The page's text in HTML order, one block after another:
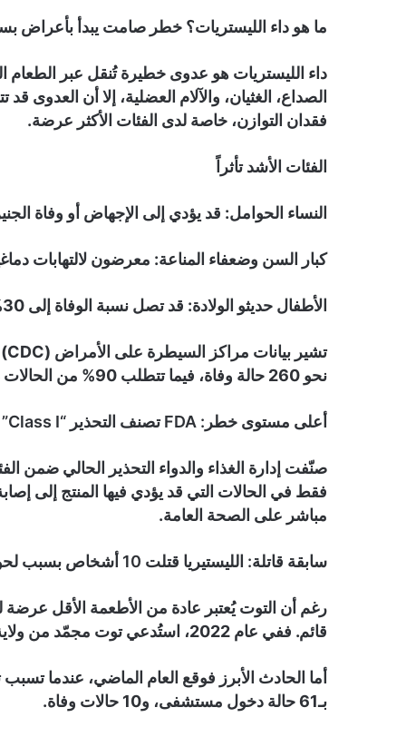
ما هو داء الليستريات؟ خطر صامت يبدأ بأعراض
داء الليستريات هو عدوى خطيرة تُنقل عبر الطعام
الصداع، الغثيان، والآلام العضلية، إلا أن
فقدان التوازن، خاصة لدى الفئات الأكثر عرضة.
الفئات الأشد تأثراً
النساء الحوامل: قد يؤدي إلى الإجهاض أو وفاة
كبار السن وضعفاء المناعة: معرضون لالتهابات
الأطفال حديثو الولادة: قد تصل نسبة الوفاة إلى 30%.
نحو 260 حالة وفاة، فيما تتطلب 90% من الحالات دخول المستشفى.
أعلى مستوى خطر: FDA تصنف التحذير “Class I”
فقط في الحالات التي قد يؤدي فيها المنتج إلى
مباشر على الصحة العامة.
سابقة قاتلة: الليستيريا قتلت 10 أشخاص بسبب لحوم ملوثة
رغم أن التوت يُعتبر عادة من الأطعمة الأقل عرضة
قائم. ففي عام 2022، استُدعي توت مجمّد من ولاية أوريغون لنفس السبب، لكن دون إصابات.
بـ61 حالة دخول مستشفى، و10 حالات وفاة.